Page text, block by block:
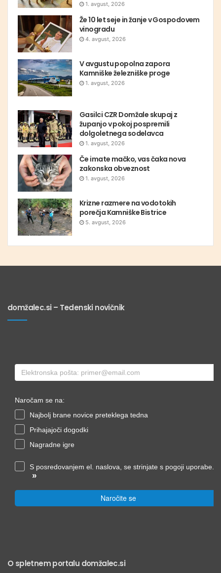
1. avgust, 2026
Že 10 let seje in žanje v Gospodovem
vinogradu
4. avgust, 2026
V avgustu popolna zapora
Kamniške železniške proge
1. avgust, 2026
Gasilci CZR Domžale skupaj z
županjo v pokoj pospremili
dolgoletnega sodelavca
1. avgust, 2026
Če imate mačko, vas čaka nova
zakonska obveznost
1. avgust, 2026
Krizne razmere na vodotokih
porečja Kamniške Bistrice
5. avgust, 2026
domžalec.si – Tedenski novičnik
Naročam se na:
Najbolj brane novice preteklega tedna
Prihajajoči dogodki
Nagradne igre
S posredovanjem el. naslova, se strinjate s pogoji uporabe.
»
Naročite se
O spletnem portalu domžalec.si